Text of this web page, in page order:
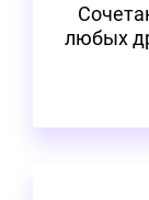
любых